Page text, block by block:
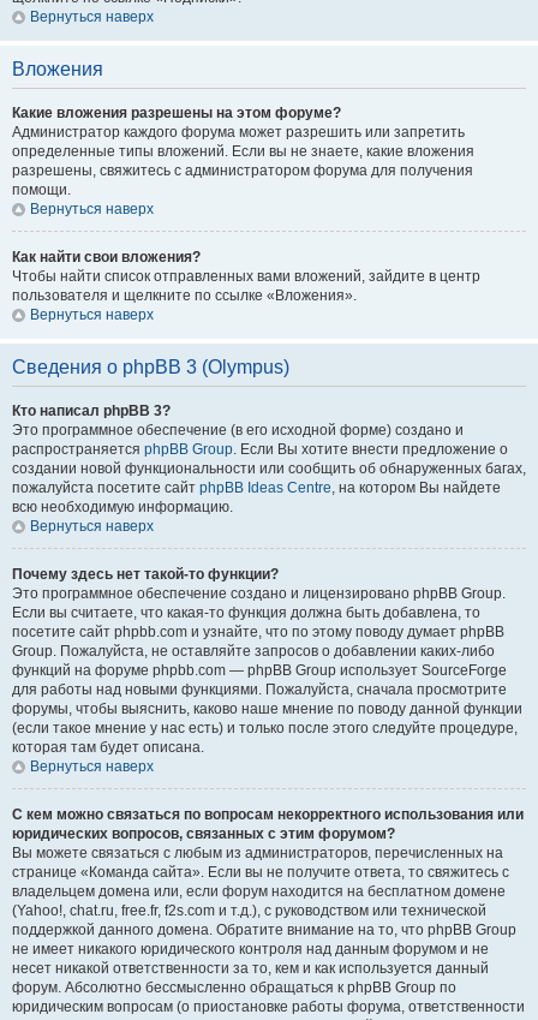
Вернуться наверх
Вложения
Какие вложения разрешены на этом форуме?
Администратор каждого форума может разрешить или запретить
определенные типы вложений. Если вы не знаете, какие вложения
разрешены, свяжитесь с администратором форума для получения
помощи.
Вернуться наверх
Как найти свои вложения?
Чтобы найти список отправленных вами вложений, зайдите в центр
пользователя и щелкните по ссылке «Вложения».
Вернуться наверх
Сведения о phpBB 3 (Olympus)
Кто написал phpBB 3?
Это программное обеспечение (в его исходной форме) создано и
распространяется phpBB Group. Если Вы хотите внести предложение о
создании новой функциональности или сообщить об обнаруженных багах,
пожалуйста посетите сайт phpBB Ideas Centre, на котором Вы найдете
всю необходимую информацию.
Вернуться наверх
Почему здесь нет такой-то функции?
Это программное обеспечение создано и лицензировано phpBB Group.
Если вы считаете, что какая-то функция должна быть добавлена, то
посетите сайт phpbb.com и узнайте, что по этому поводу думает phpBB
Group. Пожалуйста, не оставляйте запросов о добавлении каких-либо
функций на форуме phpbb.com — phpBB Group использует SourceForge
для работы над новыми функциями. Пожалуйста, сначала просмотрите
форумы, чтобы выяснить, каково наше мнение по поводу данной функции
(если такое мнение у нас есть) и только после этого следуйте процедуре,
которая там будет описана.
Вернуться наверх
С кем можно связаться по вопросам некорректного использования или
юридических вопросов, связанных с этим форумом?
Вы можете связаться с любым из администраторов, перечисленных на
странице «Команда сайта». Если вы не получите ответа, то свяжитесь с
владельцем домена или, если форум находится на бесплатном домене
(Yahoo!, chat.ru, free.fr, f2s.com и т.д.), с руководством или технической
поддержкой данного домена. Обратите внимание на то, что phpBB Group
не имеет никакого юридического контроля над данным форумом и не
несет никакой ответственности за то, кем и как используется данный
форум. Абсолютно бессмысленно обращаться к phpBB Group по
юридическим вопросам (о приостановке работы форума, ответственности